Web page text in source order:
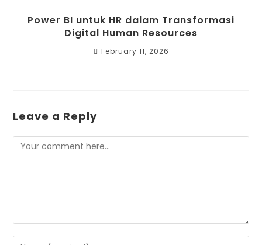
Power BI untuk HR dalam Transformasi
Digital Human Resources
February 11, 2026
Leave a Reply